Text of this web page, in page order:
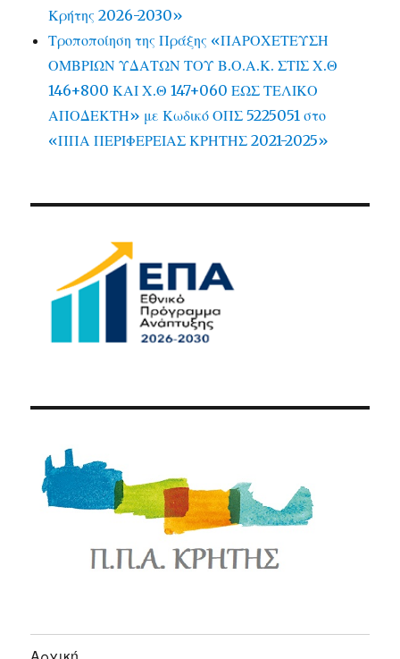
Κρήτης 2026-2030»
Τροποποίηση της Πράξης «ΠΑΡΟΧΕΤΕΥΣΗ
ΟΜΒΡΙΩΝ ΥΔΑΤΩΝ ΤΟΥ Β.Ο.Α.Κ. ΣΤΙΣ Χ.Θ
146+800 ΚΑΙ Χ.Θ 147+060 ΕΩΣ ΤΕΛΙΚΟ
ΑΠΟΔΕΚΤΗ» με Κωδικό ΟΠΣ 5225051 στο
«ΠΠΑ ΠΕΡΙΦΕΡΕΙΑΣ ΚΡΗΤΗΣ 2021-2025»